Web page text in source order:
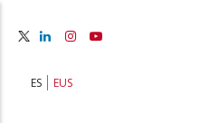
content
ES EUS